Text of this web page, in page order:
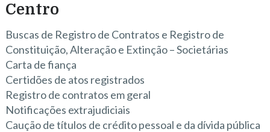
Centro
Buscas de Registro de Contratos e Registro de
Constituição, Alteração e Extinção – Societárias
Carta de fiança
Certidões de atos registrados
Registro de contratos em geral
Notificações extrajudiciais
Caução de títulos de crédito pessoal e da dívida pública